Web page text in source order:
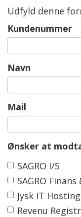
Udfyld denne
Kundenummer
Navn
Mail
Ønsker at
SAGRO I/S
SAGRO
Jysk IT
Revenu